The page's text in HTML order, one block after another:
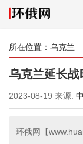
所在位置： 乌克兰
乌克兰延长战
2023-08-19 来源:
环俄网【